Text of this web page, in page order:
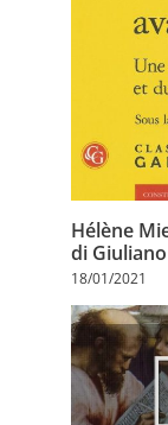
Hélène
di
18/01/2021